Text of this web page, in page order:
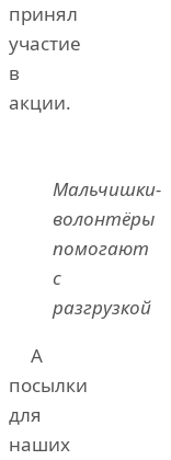
принял
участие
в
акции.
Мальчишки-
волонтёры
помогают
с
разгрузкой
А
посылки
для
наших